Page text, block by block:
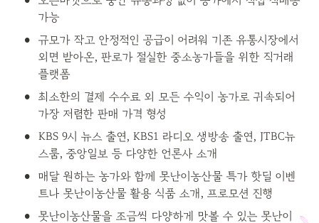
가능
•
규모가 작고 안정적인 공급이 어려워 기존 유통시장에서
외면 받아온, 판로가 절실한 중소농가들을 위한 직거래
플랫폼
•
최소한의 결제 수수료 외 모든 수익이 농가로 귀속되어
가장 저렴한 판매 가격 형성
•
KBS 9시 뉴스 출연, KBS1 라디오 생방송 출연, JTBC뉴
스룸, 중앙일보 등 다양한 언론사 소개
•
매달 원하는 농가와 함께 못난이농산물 특가 핫딜 이벤
트나 못난이농산물 활용 식품 소개, 프로모션 진행
•
못난이농산물을 조금씩 다양하게 맛볼 수 있는 못난이